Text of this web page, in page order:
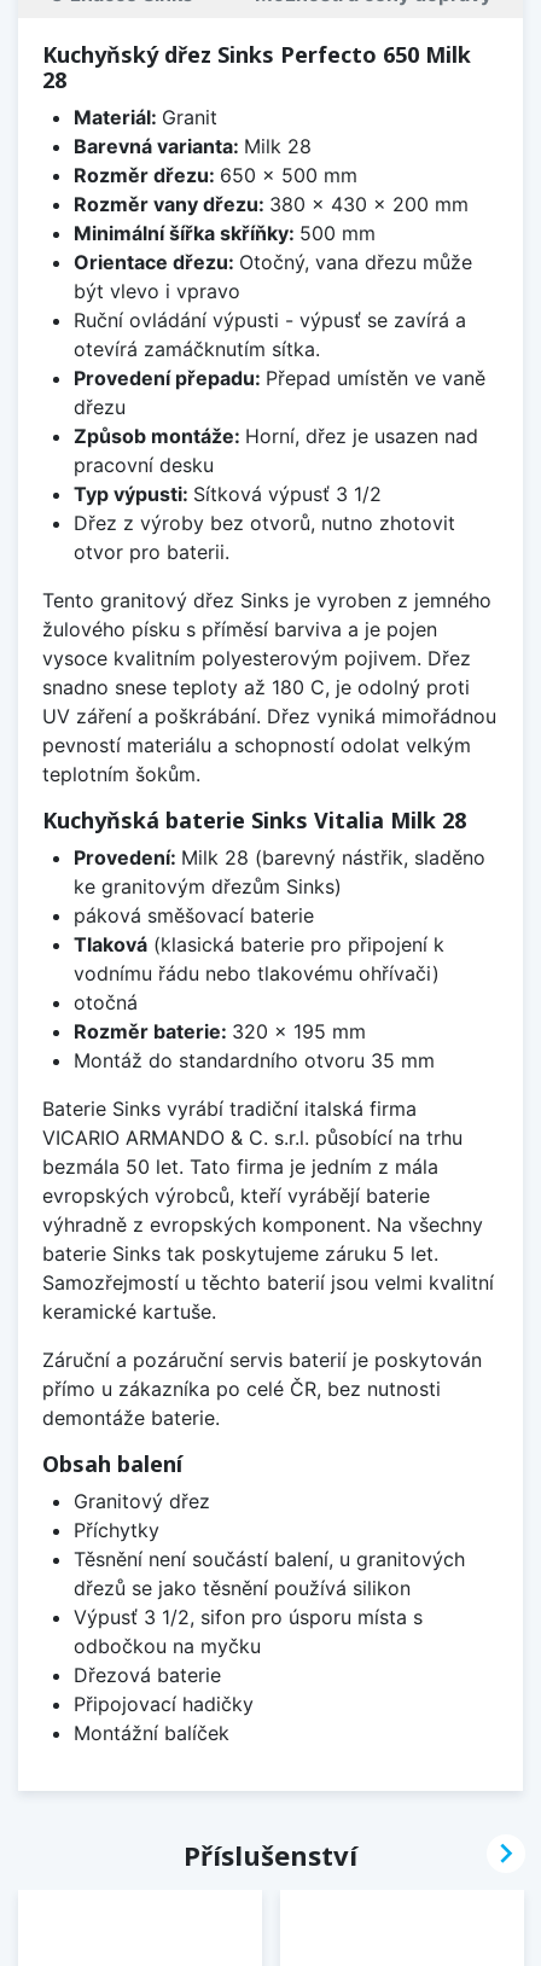
Kuchyňský dřez Sinks Perfecto 650 Milk
28
Materiál: Granit
Barevná varianta: Milk 28
Rozměr dřezu: 650 x 500 mm
Rozměr vany dřezu: 380 x 430 x 200 mm
Minimální šířka skříňky: 500 mm
Orientace dřezu: Otočný, vana dřezu může
být vlevo i vpravo
Ruční ovládání výpusti - výpusť se zavírá a
otevírá zamáčknutím sítka.
Provedení přepadu: Přepad umístěn ve vaně
dřezu
Způsob montáže: Horní, dřez je usazen nad
pracovní desku
Typ výpusti: Sítková výpusť 3 1/2
Dřez z výroby bez otvorů, nutno zhotovit
otvor pro baterii.
Tento granitový dřez Sinks je vyroben z jemného
žulového písku s příměsí barviva a je pojen
vysoce kvalitním polyesterovým pojivem. Dřez
snadno snese teploty až 180 C, je odolný proti
UV záření a poškrábání. Dřez vyniká mimořádnou
pevností materiálu a schopností odolat velkým
teplotním šokům.
Kuchyňská baterie Sinks Vitalia Milk 28
Provedení: Milk 28 (barevný nástřik, sladěno
ke granitovým dřezům Sinks)
páková směšovací baterie
Tlaková(klasická baterie pro připojení k
vodnímu řádu nebo tlakovému ohřívači)
otočná
Rozměr baterie: 320 x 195 mm
Montáž do standardního otvoru 35 mm
Baterie Sinks vyrábí tradiční italská firma
VICARIO ARMANDO & C. s.r.l. působící na trhu
bezmála 50 let. Tato firma je jedním z mála
evropských výrobců, kteří vyrábějí baterie
výhradně z evropských komponent. Na všechny
baterie Sinks tak poskytujeme záruku 5 let.
Samozřejmostí u těchto baterií jsou velmi kvalitní
keramické kartuše.
Záruční a pozáruční servis baterií je poskytován
přímo u zákazníka po celé ČR, bez nutnosti
demontáže baterie.
Obsah balení
Granitový dřez
Příchytky
Těsnění není součástí balení, u granitových
dřezů se jako těsnění používá silikon
Výpusť 3 1/2, sifon pro úsporu místa s
odbočkou na myčku
Dřezová baterie
Připojovací hadičky
Montážní balíček
Příslušenství 